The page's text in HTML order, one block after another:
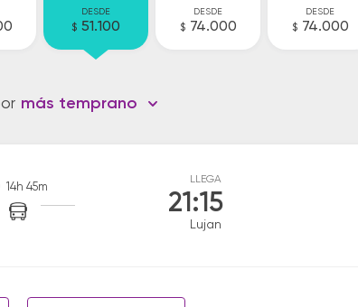
DESDE
$ 51.100
DESDE
$ 74.000
DESDE
$ 74.000
más temprano
14h 45m
LLEGA
21:15
Lujan